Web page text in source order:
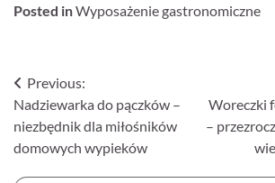
Posted inWyposażenie gastronomiczne
Nawigacja
wpisu
Previous:
Nadziewarka do pączków –
niezbędnik dla miłośników
domowych wypieków
Woreczki
–